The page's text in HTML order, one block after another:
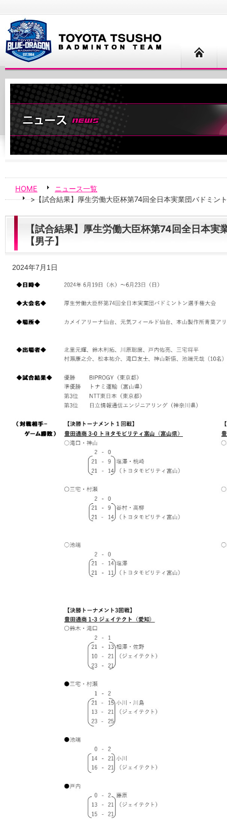
HOME
ニュース一覧
>【試合結果】厚生労働大臣杯第74回全日本実業団バドミン
【試合結果】厚生労働大臣杯第74回全日本実
【男子】
2024年7月1日